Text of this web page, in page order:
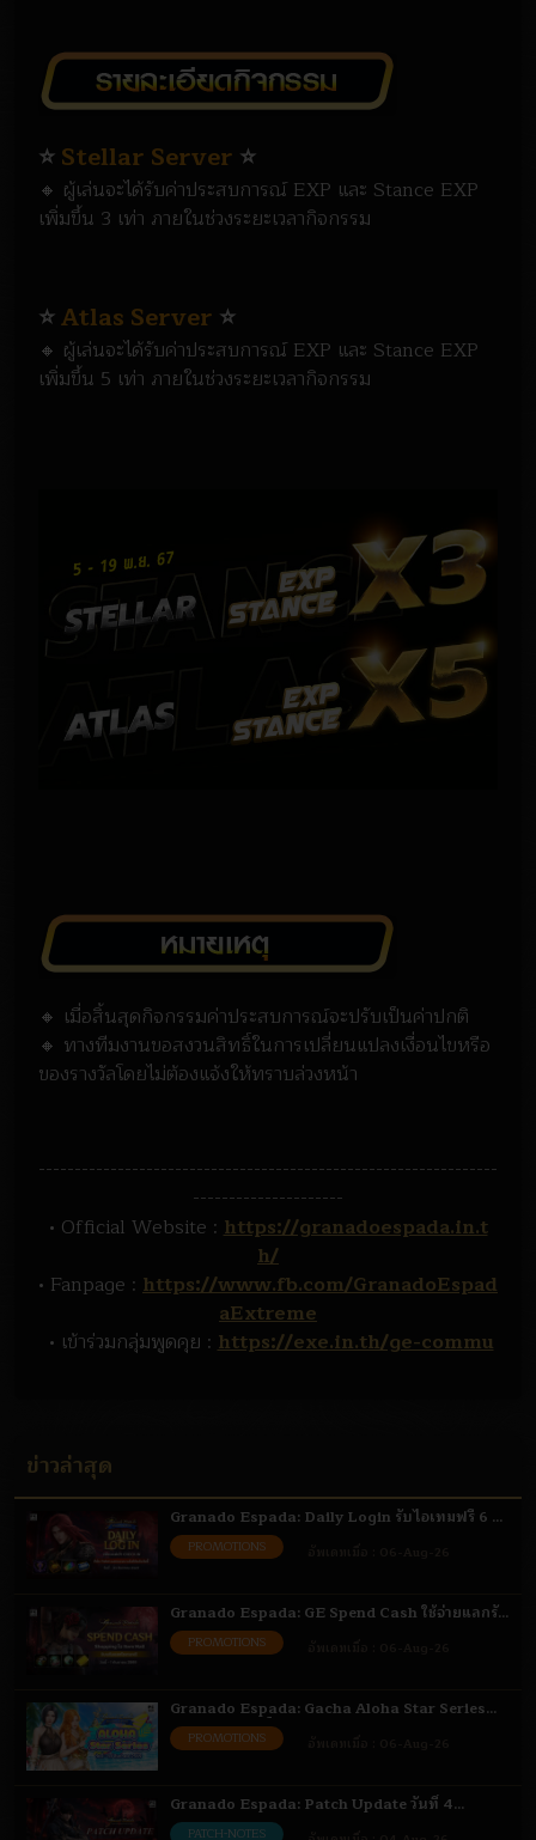
⭐Stellar Server ⭐
🔸 ผู้เล่นจะได้รับค่าประสบการณ์ EXP และ Stance EXP
เพิ่มขึ้น 3 เท่า ภายในช่วงระยะเวลากิจกรรม
⭐Atlas Server ⭐
🔸 ผู้เล่นจะได้รับค่าประสบการณ์ EXP และ Stance EXP
เพิ่มขึ้น 5 เท่า ภายในช่วงระยะเวลากิจกรรม
🔸 เมื่อสิ้นสุดกิจกรรมค่าประสบการณ์จะปรับเป็นค่าปกติ
🔸 ทางทีมงานขอสงวนสิทธิ์ในการเปลี่ยนแปลงเงื่อนไขหรือ
ของรางวัลโดยไม่ต้องแจ้งให้ทราบล่วงหน้า
----------------------------------------------------------------
---------------------
• Official Website : https://granadoespada.in.t
h/
• Fanpage : https://www.fb.com/GranadoEspad
aExtreme
• เข้าร่วมกลุ่มพูดคุย : https://exe.in.th/ge-commu
ข่าวล่าสุด
Granado Espada: Daily Login รับไอเทมฟรี 6 -
31 ส.ค. 69
PROMOTIONS
Granado Espada: GE Spend Cash ใช้จ่ายแลกรับ
ไอเทม 6 ส.ค. - 1 ก.ย. 69
PROMOTIONS
Granado Espada: Gacha Aloha Star Series
เติมเงินรับสิทธิ์สุ่มไอเทม 6 - 18 ส.ค. 69
PROMOTIONS
Granado Espada: Patch Update วันที่ 4
สิงหาคม 2569 Highlight
PATCH-NOTES